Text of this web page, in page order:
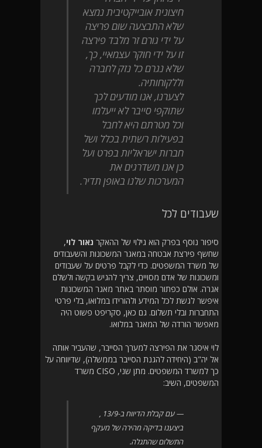
חיצונית אובייקטיבית נמצא
שלא התבצעה שום פריצה
על ידי גורם זר מלבד פירצה
זו על ידי חוקר עצמאיי, כך,
שלא נגרם כל נזק לחברה
וללקוחותיה.
לצערנו, אנו מודעים לכך
שתוקפי סייבר לא ייעלמו
וכל מטרתם היא לחבל
בפעילות רשתית בכלל ושל
חברות ישראליות בפרט ועל
כן אנו משדרגים את
המערכות שלנו באופן תדיר.
שעבודים לכל
סיפור נוסף בפרק הוא גילוי של ההאקר נאור לוי,
שחשף פירצת אבטחה במאגר המשכונות והשעבודים
של משרד המשפטים. כדי לקבל פרטים על שעבודים
ומשכונות של אדם מסויים, צריך להגיש בקשה ולשלם
אגרה. אולם כפתור מוסתר באתר מאגר המשכונות
איפשר לגשת לכל המידע ולהורידו במלואו, בלי פרטי
התחברות ובלי תשלום. גם כאן, סקריפט פשוט היה
מאפשר הורדה של המאגר במלואו.
לוי איסגר את הפירצה למערך הסייבר, שהעביר אותה
אל יה"ב (היחידה להגנת הסייבר בממשלה), שדיווחה על
כך למשרד המשפטים. מתן שני, CISO משרד
המשפטים, השיב:
עם קבלת הדיווח ב-13/9 ,
ביצענו בדיקה מהירה של מעקף
התשלום שהתגלה.